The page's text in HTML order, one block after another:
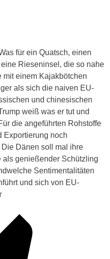
für ein Quatsch, einen
Rieseninsel, die so nahe
mit einem Kajakbötchen
als sich die naiven EU-
und chinesischen
weiß was er tut und
die angeführten Rohstoffe
Exportierung noch
Dänen soll mal ihre
als genießender Schützling
Sentimentalitäten
und sich von EU-